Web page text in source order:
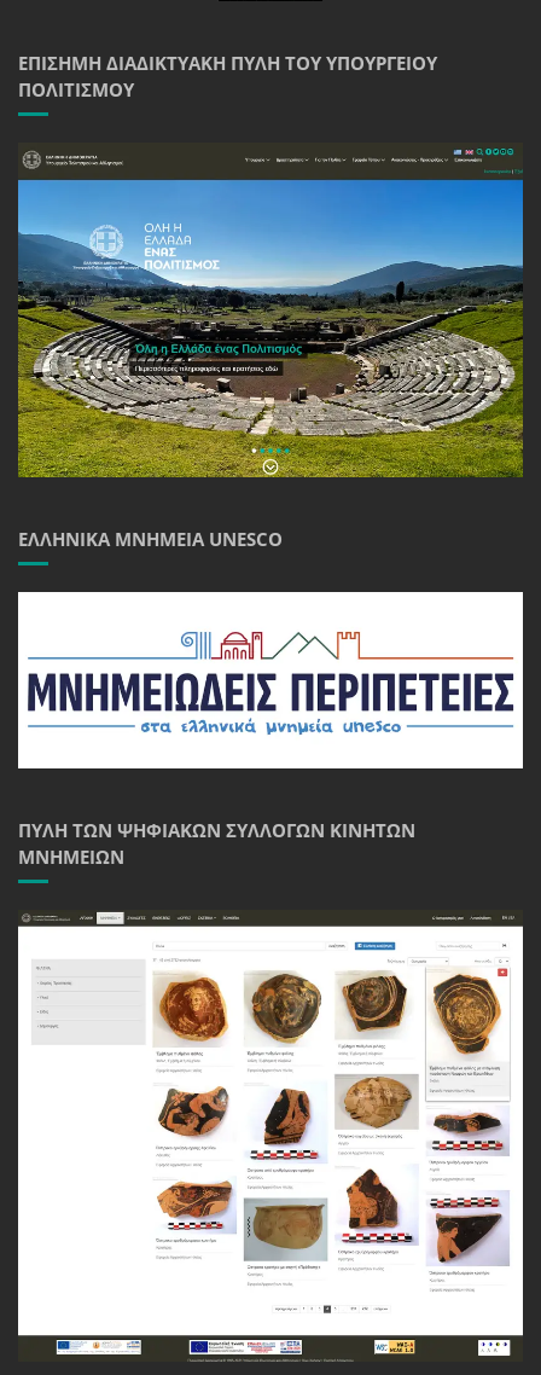
ΕΠΊΣΗΜΗ ΔΙΑΔΙΚΤΥΑΚΉ ΠΎΛΗ ΤΟΥ ΥΠΟΥΡΓΕΊΟΥ
ΠΟΛΙΤΙΣΜΟΎ
ΕΛΛΗΝΙΚΆ ΜΝΗΜΕΊΑ UNESCO
ΠΎΛΗ ΤΩΝ ΨΗΦΙΑΚΏΝ ΣΥΛΛΟΓΏΝ ΚΙΝΗΤΏΝ
ΜΝΗΜΕΊΩΝ